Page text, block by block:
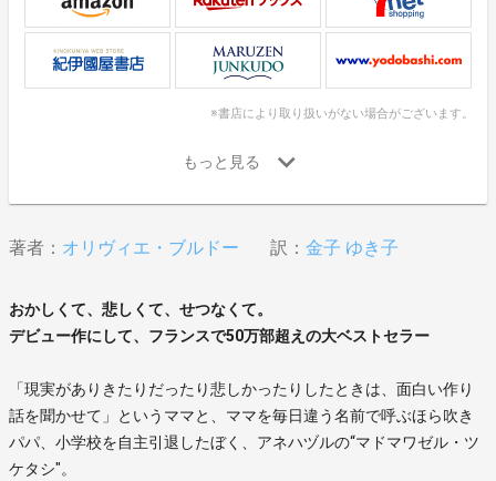
※書店により取り扱いがない場合がございます。
著者： オリヴィエ・ブルドー 訳： 金子 ゆき子
おかしくて、悲しくて、せつなくて。
デビュー作にして、フランスで50万部超えの大ベストセラー
「現実がありきたりだったり悲しかったりしたときは、面白い作り
話を聞かせて」というママと、ママを毎日違う名前で呼ぶほら吹き
パパ、小学校を自主引退したぼく、アネハヅルの“マドマワゼル・ツ
ケタシ"。